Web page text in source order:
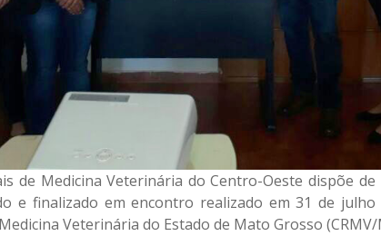
de Medicina Veterinária do Centro-Oeste dispõe de
e finalizado em encontro realizado em 31 de
Veterinária do Estado de Mato Grosso (CRMV/